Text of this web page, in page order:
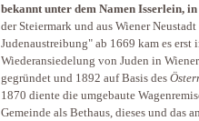
bekannt unter dem Namen Isserlein,
der Steiermark und aus Wiener
Judenaustreibung" ab 1669 kam es erst
Wiederansiedelung von Juden in
gegründet und 1892 auf Basis des
1870 diente die umgebaute
Gemeinde als Bethaus, dieses und das